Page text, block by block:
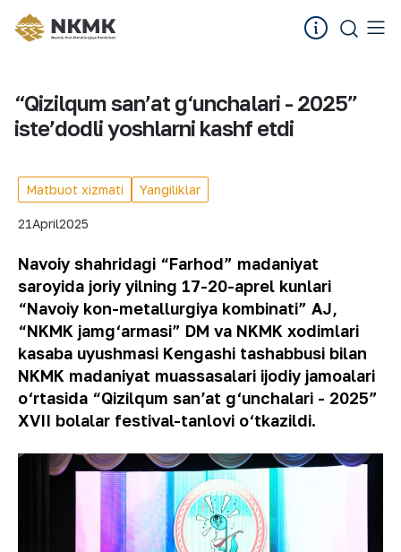
“Qizilqum sanʼat g‘unchalari - 2025”
isteʼdodli yoshlarni kashf etdi
Matbuot xizmati Yangiliklar
21April2025
Navoiy shahridagi “Farhod” madaniyat
saroyida joriy yilning 17-20-aprel kunlari
“Navoiy kon-metallurgiya kombinati” AJ,
“NKMK jamg‘armasi” DM va NKMK xodimlari
kasaba uyushmasi Kengashi tashabbusi bilan
NKMK madaniyat muassasalari ijodiy jamoalari
o‘rtasida “Qizilqum sanʼat g‘unchalari - 2025”
XVII bolalar festival-tanlovi o‘tkazildi.